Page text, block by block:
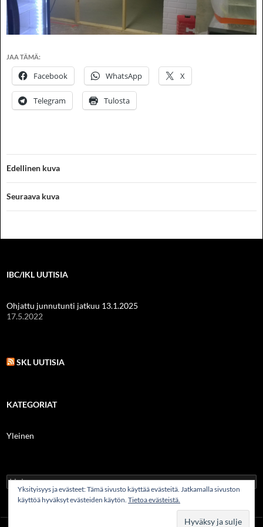
JAA TÄMÄ:
Facebook WhatsApp X
Telegram Tulosta
Edellinen kuva
Seuraava kuva
IBC/IKL UUTISIA
Ohjattu junnutunti jatkuu 13.1.2025
17.5.2022
SKL UUTISIA
KATEGORIAT
Yleinen
Haku:
Yksityisyys ja evästeet: Tämä sivusto käyttää evästeitä. Jatkamalla sivuston
käyttöä hyväksyt evästeiden käytön. Tietoa evästeistä.